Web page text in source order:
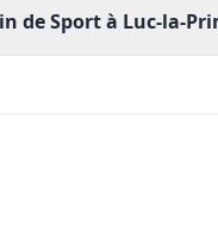
de Sport à Luc-la-